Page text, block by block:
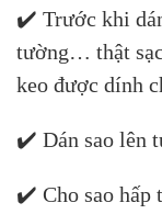
✔️ Trước khi
tường… thật
keo được dính
✔️ Dán sao lên
✔️ Cho sao hấp